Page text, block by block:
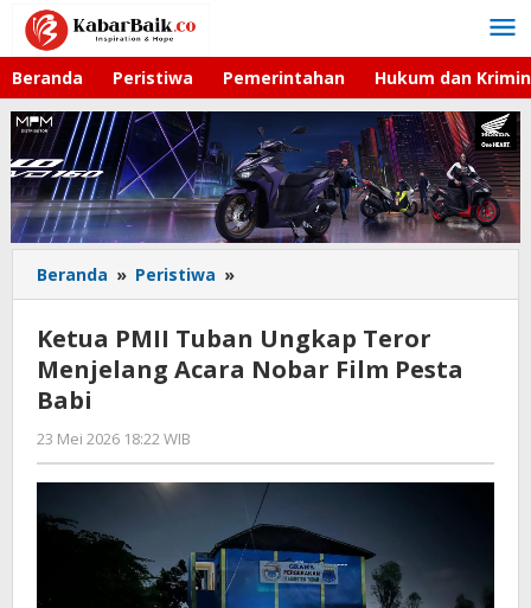
Lewati
konten
Beranda Peristiwa Pemerintahan Hukum dan
Beranda » Peristiwa »
PMII
Ungkap
Teror
Pesta
Babi
Ketua PMII Tuban Ungkap Teror
Menjelang Acara Nobar Film Pesta
Babi
23 Mei 2026 18:22 WIB
Faisal